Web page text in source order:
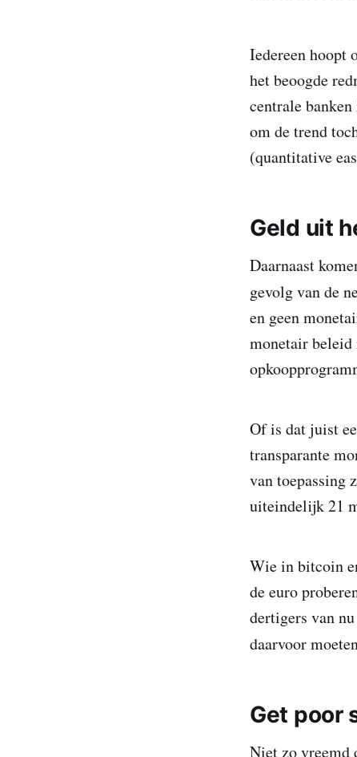
Iedereen hoopt
het beoogde
centrale
om de trend
(quantitative
Geld uit
Daarnaast
gevolg van de
en geen
monetair beleid
Of is dat juist
transparante
van toepassing
uiteindelijk 21
Wie in bitcoin
de euro
dertigers van
daarvoor
Get poor
Niet zo vreemd